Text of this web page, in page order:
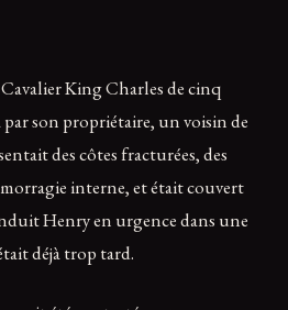
King Charles de cinq
son propriétaire, un voisin de
des côtes fracturées, des
interne, et était couvert
Henry en urgence dans une
déjà trop tard.